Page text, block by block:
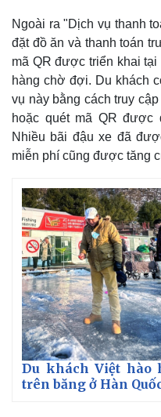
Ngoài ra "Dịch vụ thanh
đặt đồ ăn và thanh toán
mã QR được triển khai
hàng chờ đợi. Du khách
vụ này bằng cách truy
hoặc quét mã QR được
Nhiều bãi đậu xe đã
miễn phí cũng được tăng
Du khách Việt hào
trên băng ở Hàn